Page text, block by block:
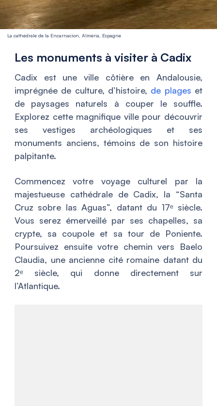
La cathédrale de la Encarnacion, Alméria, Espagne
Les monuments à visiter à Cadix
Cadix est une ville côtière en Andalousie,
imprégnée de culture, d’histoire, de plages et
de paysages naturels à couper le souffle.
Explorez cette magnifique ville pour découvrir
ses vestiges archéologiques et ses
monuments anciens, témoins de son histoire
palpitante.
Commencez votre voyage culturel par la
majestueuse cathédrale de Cadix, la “Santa
Cruz sobre las Aguas”, datant du 17ᵉ siècle.
Vous serez émerveillé par ses chapelles, sa
crypte, sa coupole et sa tour de Poniente.
Poursuivez ensuite votre chemin vers Baelo
Claudia, une ancienne cité romaine datant du
2ᵉ siècle, qui donne directement sur
l’Atlantique.